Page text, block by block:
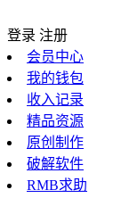
登录 注册
会员中心
我的钱包
收入记录
精品资源
原创制作
破解软件
RMB求助